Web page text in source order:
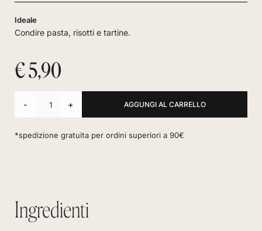
Ideale
Condire pasta, risotti e tartine.
€ 5,90
- +
*spedizione gratuita per ordini superiori a 90€
Ingredienti